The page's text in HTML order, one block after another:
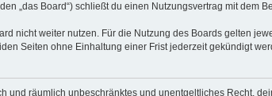
„das Board“) schließt du einen Nutzungsvertrag mit dem
nicht weiter nutzen. Für die Nutzung des Boards gelten
Seiten ohne Einhaltung einer Frist jederzeit gekündigt
und räumlich unbeschränktes und unentgeltliches Recht,